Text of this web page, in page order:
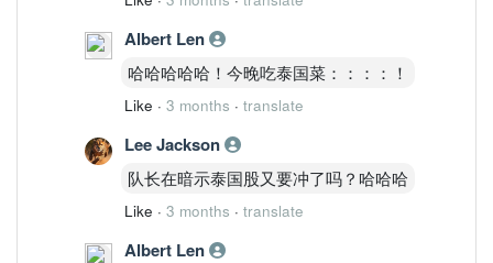
Albert Len
哈哈哈哈哈！今晚吃泰国菜：：：：！
Like · 3 months · translate
Lee Jackson
队长在暗示泰国股又要冲了吗？哈哈哈
Like · 3 months · translate
Albert Len